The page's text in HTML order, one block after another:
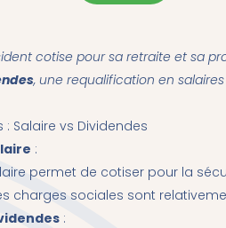
cotise pour sa retraite et sa
, une requalification en
Salaire vs Dividendes
:
permet de cotiser pour la
charges sociales sont
: